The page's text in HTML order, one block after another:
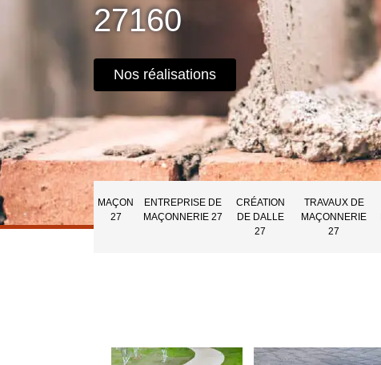
27160
Nos réalisations
MAÇON
27
ENTREPRISE DE
MAÇONNERIE 27
CRÉATION
DE DALLE
27
TRAVAUX DE
MAÇONNERIE
27